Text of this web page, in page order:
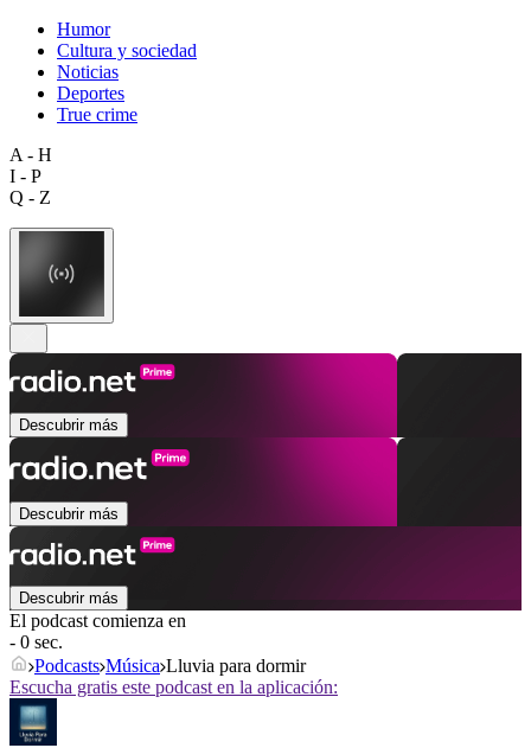
Humor
Cultura y sociedad
Noticias
Deportes
True crime
A - H
I - P
Q - Z
Descubrir más
Descubrir más
Descubrir más
El podcast comienza en
- 0 sec.
Podcasts Música Lluvia para dormir
Escucha gratis este podcast en la aplicación: